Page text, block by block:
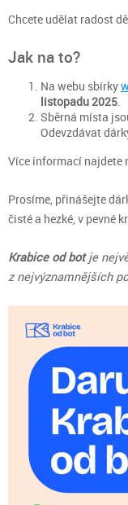
Chcete udělat radost
Jak na to?
Na webu sbírky
listopadu 2025
Sběrná místa
Odevzdávat
Více informací najdete
Prosíme, přinášejte
čisté a hezké, v pevné
Krabice od botje
z nejvýznamnějších